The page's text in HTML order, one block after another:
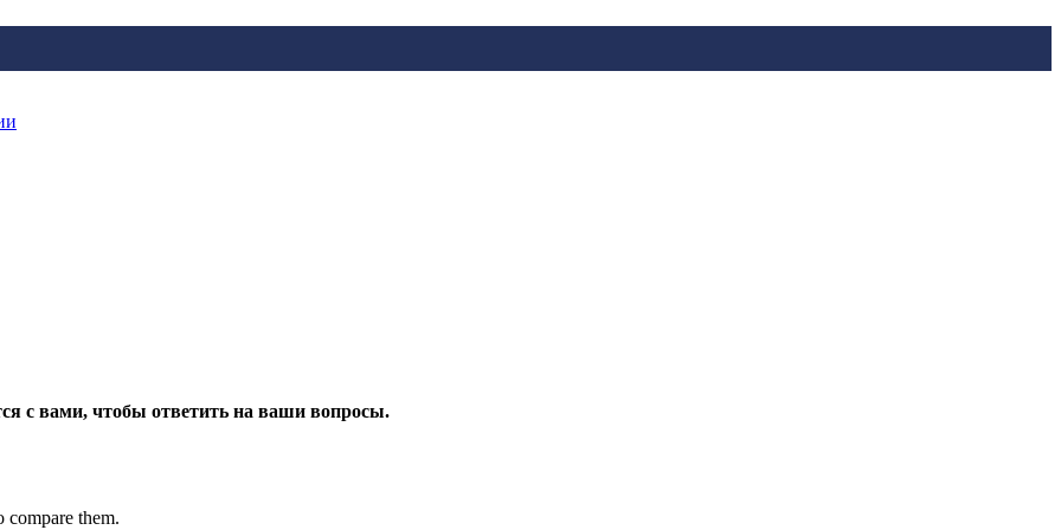
с вами, чтобы ответить на ваши вопросы.
compare them.